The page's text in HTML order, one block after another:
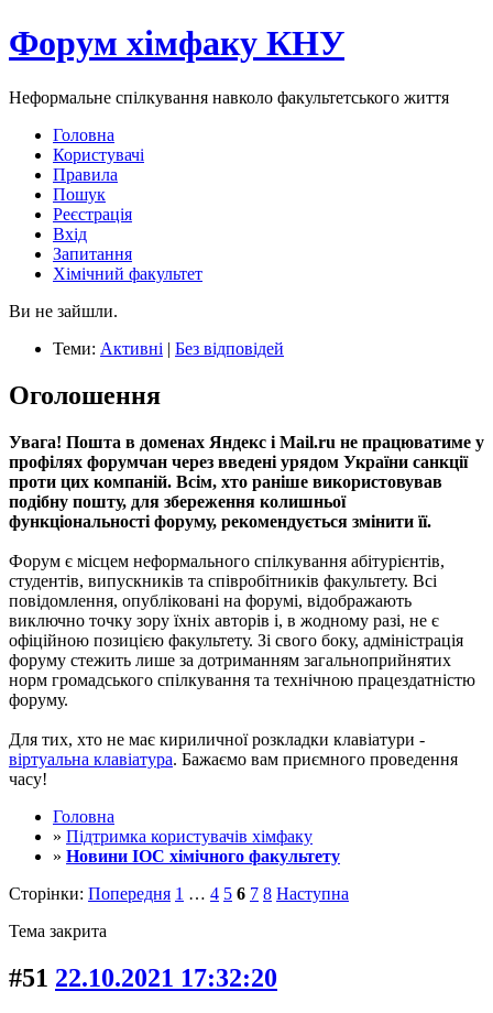
Форум хімфаку КНУ
Неформальне спілкування навколо факультетського життя
Головна
Користувачі
Правила
Пошук
Реєстрація
Вхід
Запитання
Хімічний факультет
Ви не зайшли.
Теми: Активні | Без відповідей
Оголошення
Увага! Пошта в доменах Яндекс і Mail.ru не працюватиме у
профілях форумчан через введені урядом України санкції
проти цих компаній. Всім, хто раніше використовував
подібну пошту, для збереження колишньої
функціональності форуму, рекомендується змінити її.
Форум є місцем неформального спілкування абітурієнтів,
студентів, випускників та співробітників факультету. Всі
повідомлення, опубліковані на форумі, відображають
виключно точку зору їхніх авторів і, в жодному разі, не є
офіційною позицією факультету. Зі свого боку, адміністрація
форуму стежить лише за дотриманням загальноприйнятих
норм громадського спілкування та технічною працездатністю
форуму.
Для тих, хто не має кириличної розкладки клавіатури -
віртуальна клавіатура. Бажаємо вам приємного проведення
часу!
Головна
» Підтримка користувачів хімфаку
» Новини ІОС хімічного факультету
Сторінки: Попередня 1 … 4 5 6 7 8 Наступна
Тема закрита
#51 22.10.2021 17:32:20